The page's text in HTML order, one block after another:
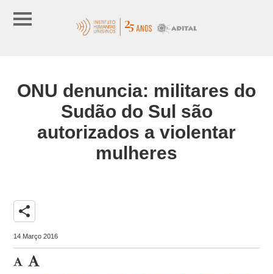
ONU denuncia: militares do
Sudão do Sul são
autorizados a violentar
mulheres
share
14 Março 2016